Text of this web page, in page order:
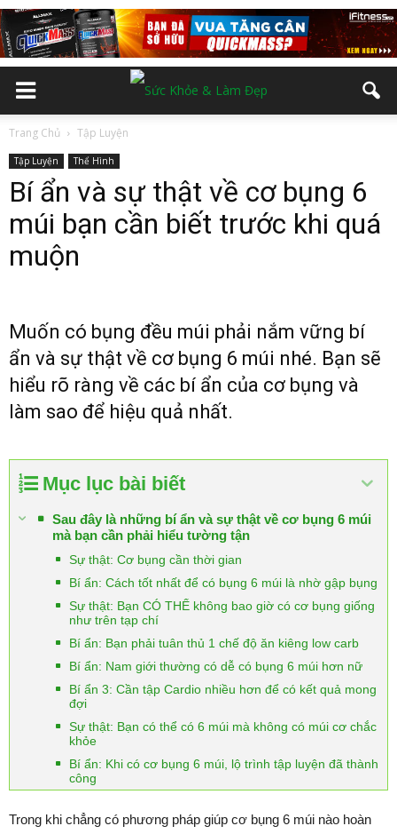
Trang Chủ Tập Luyện
Tập Luyện Thể Hình
Bí ẩn và sự thật về cơ bụng 6
múi bạn cần biết trước khi quá
muộn
Muốn có bụng đều múi phải nắm vững bí
ẩn và sự thật về cơ bụng 6 múi nhé. Bạn sẽ
hiểu rõ ràng về các bí ẩn của cơ bụng và
làm sao để hiệu quả nhất.
Mục lục bài biết
Sau đây là những bí ẩn và sự thật về cơ bụng 6 múi
mà bạn cần phải hiểu tường tận
Sự thật: Cơ bụng cần thời gian
Bí ẩn: Cách tốt nhất để có bụng 6 múi là nhờ gập bụng
Sự thật: Bạn CÓ THỂ không bao giờ có cơ bụng giống
như trên tạp chí
Bí ẩn: Bạn phải tuân thủ 1 chế độ ăn kiêng low carb
Bí ẩn: Nam giới thường có dễ có bụng 6 múi hơn nữ
Bí ẩn 3: Cần tập Cardio nhiều hơn để có kết quả mong
đợi
Sự thật: Bạn có thể có 6 múi mà không có múi cơ chắc
khỏe
Bí ẩn: Khi có cơ bụng 6 múi, lộ trình tập luyện đã thành
công
Trong khi chẳng có phương pháp giúp cơ bụng 6 múi nào hoàn